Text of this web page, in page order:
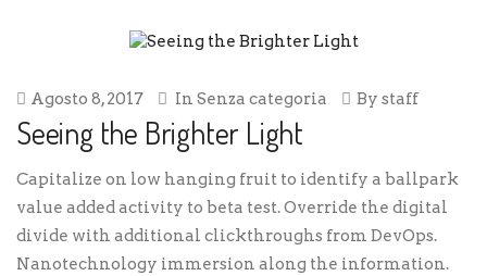
Agosto 8, 2017 In Senza categoria By staff
Seeing the Brighter Light
Capitalize on low hanging fruit to identify a ballpark
value added activity to beta test. Override the digital
divide with additional clickthroughs from DevOps.
Nanotechnology immersion along the information.